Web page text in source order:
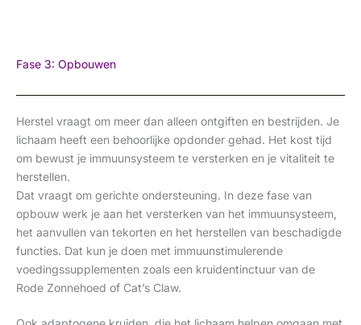
Fase 3: Opbouwen
Herstel vraagt om meer dan alleen ontgiften en bestrijden. Je
lichaam heeft een behoorlijke opdonder gehad. Het kost tijd
om bewust je immuunsysteem te versterken en je vitaliteit te
herstellen.
Dat vraagt om gerichte ondersteuning. In deze fase van
opbouw werk je aan het versterken van het immuunsysteem,
het aanvullen van tekorten en het herstellen van beschadigde
functies. Dat kun je doen met immuunstimulerende
voedingssupplementen zoals een kruidentinctuur van de
Rode Zonnehoed of Cat’s Claw.